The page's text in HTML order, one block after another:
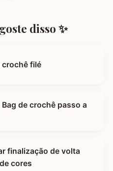
disso ✨
crochê filé
finalização de volta
cores